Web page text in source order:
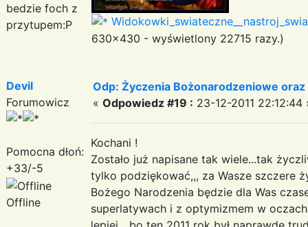
bedzie foch z
przytupem:P
630x430 - wyświetlony 22715 razy.)
Devil
Forumowicz
Pomocna dłoń:
+33/-5
Offline
Odp: Życzenia Bożonarodzeniowe
« Odpowiedz #19 : 23-12-2011 22:12:44
Kochani !
Zostało już napisane tak wiele...tak
tylko podziękować,,, za Wasze szczere
Bożego Narodzenia będzie dla Was
superlatywach i z optymizmem w